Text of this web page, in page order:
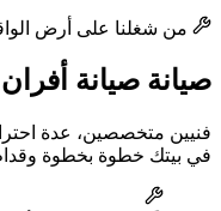
من شغلنا على أرض
صيانة صيانة
فنيين متخصصين، عدة
في بيتك خطوة بخطوة